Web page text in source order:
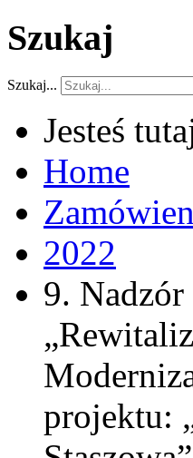
Szukaj
Szukaj...
Jesteś
Home
2022
9.
projektu: